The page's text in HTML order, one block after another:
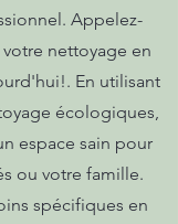
Appelez-
nettoyage en
En utilisant
écologiques,
espace sain pour
ou votre famille.
spécifiques en